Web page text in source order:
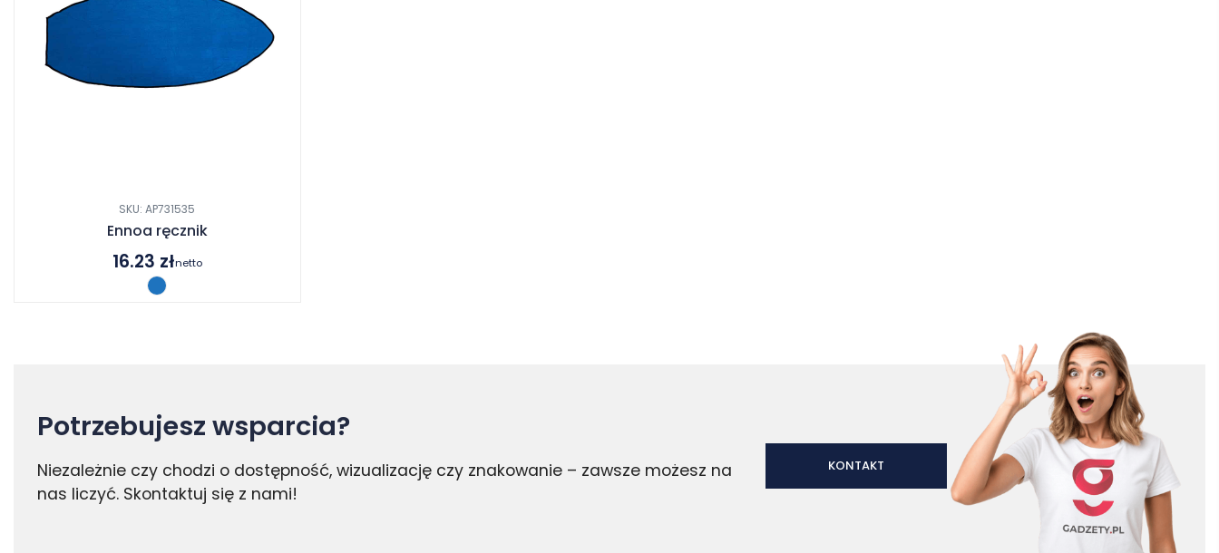
SKU: AP731535
Ennoa ręcznik
16.23 złnetto
Potrzebujesz wsparcia?
Niezależnie czy chodzi o dostępność, wizualizację czy znakowanie – zawsze możesz na
nas liczyć. Skontaktuj się z nami!
KONTAKT